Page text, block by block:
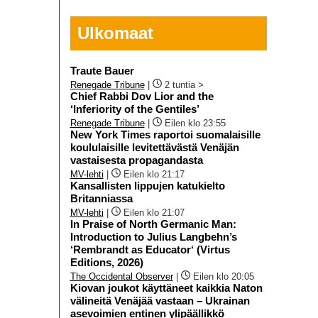
Ulkomaat
Traute Bauer
Renegade Tribune| 2 tuntia >
Chief Rabbi Dov Lior and the
‘Inferiority of the Gentiles’
Renegade Tribune| Eilen klo 23:55
New York Times raportoi suomalaisille
koululaisille levitettävästä Venäjän
vastaisesta propagandasta
MV-lehti Eilen klo 21:17
Kansallisten lippujen katukielto
Britanniassa
MV-lehti Eilen klo 21:07
In Praise of North Germanic Man:
Introduction to Julius Langbehn’s
‘Rembrandt as Educator‘ (Virtus
Editions, 2026)
The Occidental Observer| Eilen klo 20:05
Kiovan joukot käyttäneet kaikkia Naton
välineitä Venäjää vastaan – Ukrainan
asevoimien entinen ylipäällikkö